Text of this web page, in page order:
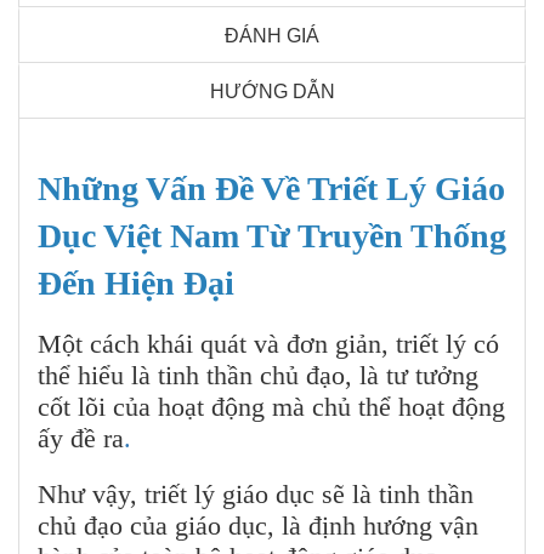
ĐÁNH GIÁ
HƯỚNG DẪN
Những Vấn Đề Về Triết Lý Giáo
Dục Việt Nam Từ Truyền Thống
Đến Hiện Đại
Một cách khái quát và đơn giản, triết lý có
thể hiểu là tinh thần chủ đạo, là tư tưởng
cốt lõi của hoạt động mà chủ thể hoạt động
ấy đề ra.
Như vậy, triết lý giáo dục sẽ là tinh thần
chủ đạo của giáo dục, là định hướng vận